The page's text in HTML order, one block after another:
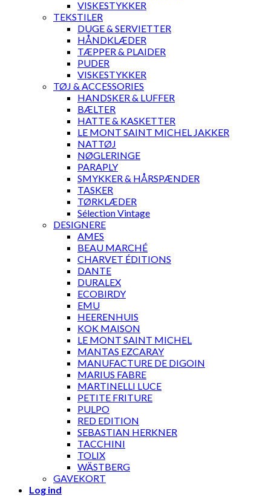
VISKESTYKKER
TEKSTILER
DUGE & SERVIETTER
HÅNDKLÆDER
TÆPPER & PLAIDER
PUDER
VISKESTYKKER
TØJ & ACCESSORIES
HANDSKER & LUFFER
BÆLTER
HATTE & KASKETTER
LE MONT SAINT MICHEL JAKKER
NATTØJ
NØGLERINGE
PARAPLY
SMYKKER & HÅRSPÆNDER
TASKER
TØRKLÆDER
Sélection Vintage
DESIGNERE
AMES
BEAU MARCHÉ
CHARVET ÉDITIONS
DANTE
DURALEX
ECOBIRDY
EMU
HEERENHUIS
KOK MAISON
LE MONT SAINT MICHEL
MANTAS EZCARAY
MANUFACTURE DE DIGOIN
MARIUS FABRE
MARTINELLI LUCE
PETITE FRITURE
PULPO
RED EDITION
SEBASTIAN HERKNER
TACCHINI
TOLIX
WÄSTBERG
GAVEKORT
Log ind